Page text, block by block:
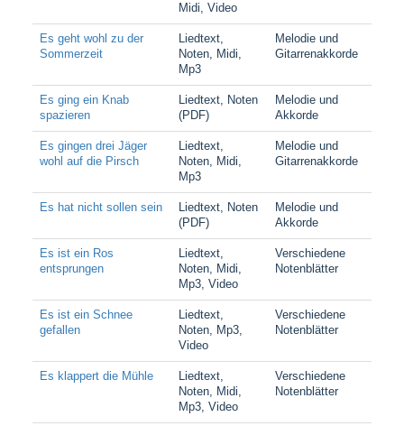
Midi, Video
Es geht wohl zu der
Sommerzeit
Liedtext,
Noten, Midi,
Mp3
Melodie und
Gitarrenakkorde
Es ging ein Knab
spazieren
Liedtext, Noten
(PDF)
Melodie und
Akkorde
Es gingen drei Jäger
wohl auf die Pirsch
Liedtext,
Noten, Midi,
Mp3
Melodie und
Gitarrenakkorde
Es hat nicht sollen sein
Liedtext, Noten
(PDF)
Melodie und
Akkorde
Es ist ein Ros
entsprungen
Liedtext,
Noten, Midi,
Mp3, Video
Verschiedene
Notenblätter
Es ist ein Schnee
gefallen
Liedtext,
Noten, Mp3,
Video
Verschiedene
Notenblätter
Es klappert die Mühle
Liedtext,
Noten, Midi,
Mp3, Video
Verschiedene
Notenblätter